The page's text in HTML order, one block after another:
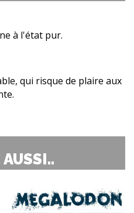
à l'état pur.
qui risque de plaire aux